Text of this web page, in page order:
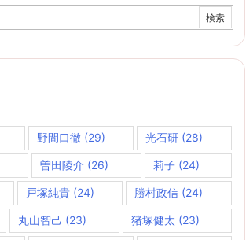
野間口徹(29) 光石研 (28)
曽田陵介 (26) 莉子(24)
戸塚純貴(24) 勝村政信 (24)
丸山智己 (23) 猪塚健太 (23)